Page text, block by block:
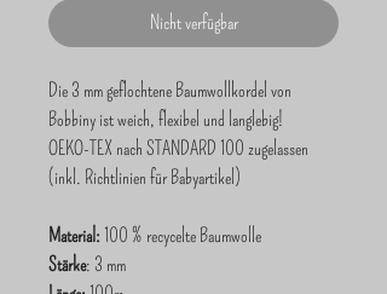
Nicht verfügbar
Die 3 mm geflochtene Baumwollkordel von
Bobbiny ist weich, flexibel und langlebig!
OEKO-TEX nach STANDARD 100 zugelassen
(inkl. Richtlinien für Babyartikel)
Material: 100 % recycelte Baumwolle
Stärke: 3 mm